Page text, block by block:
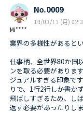
Mi****
No.0009
19/03/11 (月)
業界の多様性があると
仕事柄、全世界80か国
ンを取る必要がありま
ジュアルすぎる印象で
りで、1行2行しか書か
飛ばしすぎるため、し
返す必要があったりしま